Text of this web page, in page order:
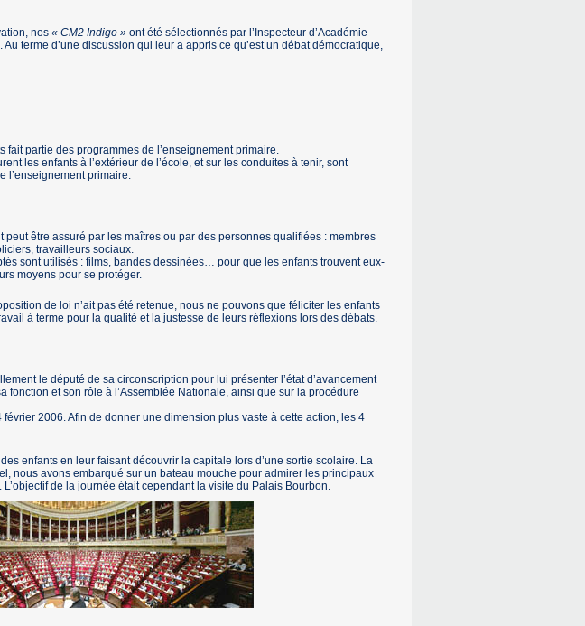
nos « CM2 Indigo »ont été sélectionnés par l’Inspecteur d’Académie
terme d’une discussion qui leur a appris ce qu’est un débat démocratique,
fait partie des programmes de l’enseignement primaire.
les enfants à l’extérieur de l’école, et sur les conduites à tenir, sont
l’enseignement primaire.
peut être assuré par les maîtres ou par des personnes qualifiées : membres
travailleurs sociaux.
sont utilisés : films, bandes dessinées… pour que les enfants trouvent eux-
moyens pour se protéger.
de loi n’ait pas été retenue, nous ne pouvons que féliciter les enfants
à terme pour la qualité et la justesse de leurs réflexions lors des débats.
le député de sa circonscription pour lui présenter l’état d’avancement
fonction et son rôle à l’Assemblée Nationale, ainsi que sur la procédure
2006. Afin de donner une dimension plus vaste à cette action, les 4
enfants en leur faisant découvrir la capitale lors d’une sortie scolaire. La
nous avons embarqué sur un bateau mouche pour admirer les principaux
de la journée était cependant la visite du Palais Bourbon.